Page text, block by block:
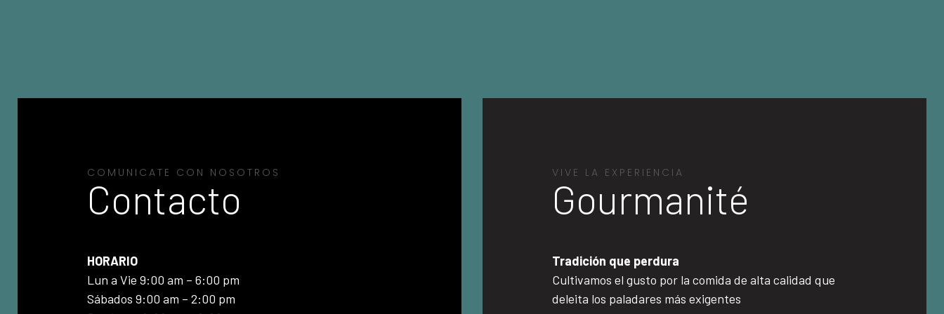
COMUNICATE CON NOSOTROS
Contacto
HORARIO
Lun a Vie 9:00 am – 6:00 pm
Sábados 9:00 am – 2:00 pm
VIVE LA EXPERIENCIA
Gourmanité
Tradición que perdura
Cultivamos el gusto por la comida de alta calidad que
deleita los paladares más exigentes